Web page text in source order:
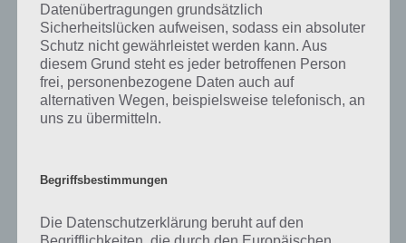
Wie bei jeder Mannschaftssportart treten auch beim Cricket zwei
Mannschaften gegeneinander an. Vor allem in Ländern des
Commonwealth ist Cricket beliebt und wird als Nationalsport
betrieben.
Je nachdem, welches Mannschaft den Schlag hat, ergibt sich die
sogenannten Innings. Je Mannschaft ist abwechseln Schlag- oder
Feldmannschaft. Dabei versucht der Werfer (der sogenannte Bowler)
Datenübertragungen grundsätzlich
Sicherheitslücken aufweisen, sodass ein absoluter
Schutz nicht gewährleistet werden kann. Aus
diesem Grund steht es jeder betroffenen Person
frei, personenbezogene Daten auch auf
alternativen Wegen, beispielsweise telefonisch, an
uns zu übermitteln.
Begriffsbestimmungen
Die Datenschutzerklärung beruht auf den